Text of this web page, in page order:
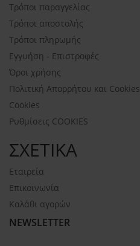
Τρόποι παραγγελίας
Τρόποι αποστολής
Τρόποι πληρωμής
Εγγυήση - Επιστροφές
Όροι χρήσης
Πολιτική Απορρήτου και Cookies
Cookies
Ρυθμίσεις COOKIES
ΣΧΕΤΙΚΑ
Εταιρεία
Επικοινωνία
Καλάθι αγορών
NEWSLETTER